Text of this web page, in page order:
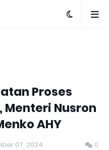
Proses
Menteri Nusron
AHY
07, 2024 0